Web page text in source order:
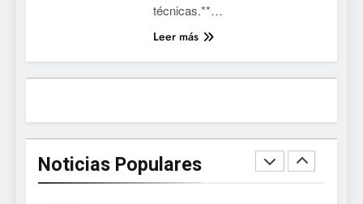
técnicas.**…
Leer más
Noticias Populares
está disponible, y es el único
RO F2P-friendly de la saga
2026: Sea of Stars, TUNIC y
Neon White en el mismo
pack
NOTICIAS DE VIDEOJUEGOS